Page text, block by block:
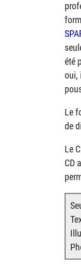
été
oui,
Le
de
Le
CD